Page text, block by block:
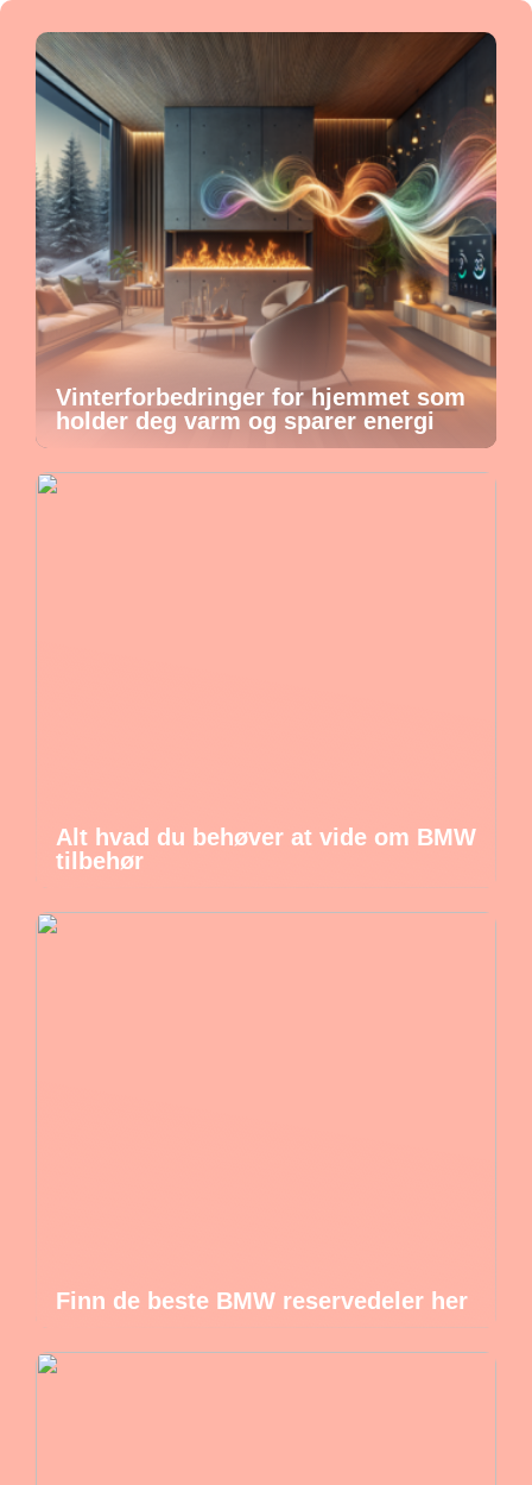
Vinterforbedringer for hjemmet som
holder deg varm og sparer energi
Alt hvad du behøver at vide om BMW
tilbehør
Finn de beste BMW reservedeler her